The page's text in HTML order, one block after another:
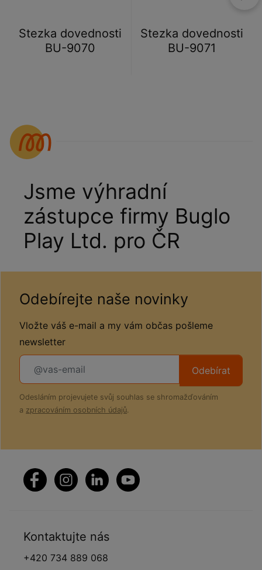
Stezka dovednosti
BU-9070
Stezka dovednosti
BU-9071
Jsme výhradní
zástupce firmy Buglo
Play Ltd. pro ČR
Odebírejte naše novinky
Vložte váš e-mail a my vám občas pošleme
newsletter
Odebírat
Odesláním projevujete svůj souhlas se shromažďováním
a zpracováním osobních údajů.
Kontaktujte nás
+420 734 889 068